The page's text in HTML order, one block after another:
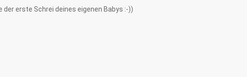
erste Schrei deines eigenen Babys :-))